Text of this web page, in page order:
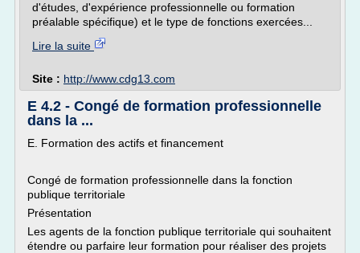
d'études, d'expérience professionnelle ou formation
préalable spécifique) et le type de fonctions exercées...
Lire la suite
Site : http://www.cdg13.com
E 4.2 - Congé de formation professionnelle
dans la ...
E. Formation des actifs et financement
Congé de formation professionnelle dans la fonction
publique territoriale
Présentation
Les agents de la fonction publique territoriale qui souhaitent
étendre ou parfaire leur formation pour réaliser des projets